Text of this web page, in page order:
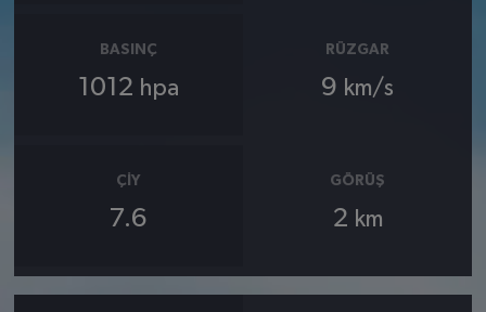
BASINÇ
1012 hpa
RÜZGAR
9 km/s
ÇIY
7.6
GÖRÜŞ
2 km